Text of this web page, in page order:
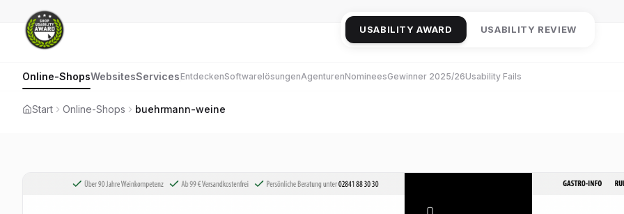
USABILITY AWARD USABILITY REVIEW
Online-ShopsWebsitesServicesEntdeckenSoftwarelösungenAgenturenNomineesGewinner 2025/26Usability Fails
Start Online-Shops buehrmann-weine